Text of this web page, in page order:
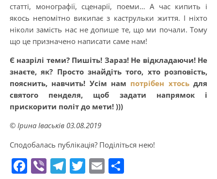
статті, монографії, сценарії, поеми… А час кипить і
якось непомітно википає з каструльки життя. І ніхто
ніколи замість нас не допише те, що ми почали. Тому
що це призначено написати саме нам!
Є назрілі теми? Пишіть! Зараз! Не відкладаючи! Не
знаєте, як? Просто знайдіть того, хто розповість,
пояснить, навчить! Усім нам потрібен хтосьдля
святого пенделя, щоб задати напрямок і
прискорити політ до мети! )))
© Ірина Іваськів 03.08.2019
Сподобалась публікація? Поділіться нею!
Facebook
ViberTelegram
Twitter
Email